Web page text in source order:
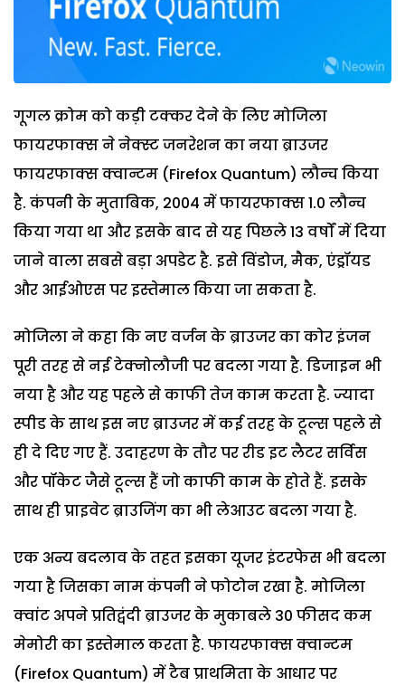
गूगल क्रोम को कड़ी टक्कर देने के लिए मोजिला
फायरफाक्स ने नेक्स्ट जनरेशन का नया ब्राउजर
फायरफाक्स क्वान्टम (Firefox Quantum) लौन्च किया
है. कंपनी के मुताबिक, 2004 में फायरफाक्स 1.0 लौन्च
किया गया था और इसके बाद से यह पिछले 13 वर्षों में दिया
जाने वाला सबसे बड़ा अपडेट है. इसे विंडोज, मैक, एंड्रॉयड
और आईओएस पर इस्तेमाल किया जा सकता है.
मोजिला ने कहा कि नए वर्जन के ब्राउजर का कोर इंजन
पूरी तरह से नई टेक्नोलौजी पर बदला गया है. डिजाइन भी
नया है और यह पहले से काफी तेज काम करता है. ज्यादा
स्पीड के साथ इस नए ब्राउजर में कई तरह के टूल्स पहले से
ही दे दिए गए हैं. उदाहरण के तौर पर रीड इट लैटर सर्विस
और पॉकेट जैसे टूल्स हैं जो काफी काम के होते हैं. इसके
साथ ही प्राइवेट ब्राउजिंग का भी लेआउट बदला गया है.
एक अन्य बदलाव के तहत इसका यूजर इंटरफेस भी बदला
गया है जिसका नाम कंपनी ने फोटोन रखा है. मोजिला
क्वांट अपने प्रतिद्वंदी ब्राउजर के मुकाबले 30 फीसद कम
मेमोरी का इस्तेमाल करता है. फायरफाक्स क्वान्टम
(Firefox Quantum) में टैब प्राथमिता के आधार पर